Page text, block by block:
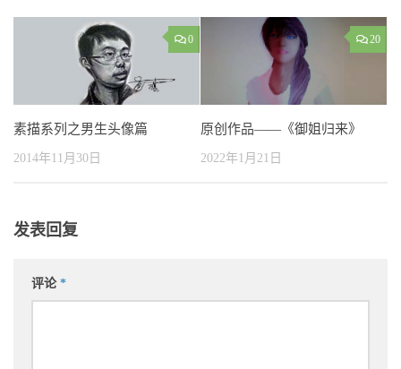
0
素描系列之男生头像篇
2014年11月30日
20
原创作品——《御姐归来》
2022年1月21日
发表回复
评论 *